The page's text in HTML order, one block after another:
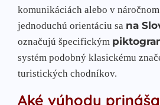
komunikáciách alebo v náročnom
jednoduchú orientáciu sa na
označujú špecifickým
systém podobný klasickému
turistických chodníkov.
Aké výhody